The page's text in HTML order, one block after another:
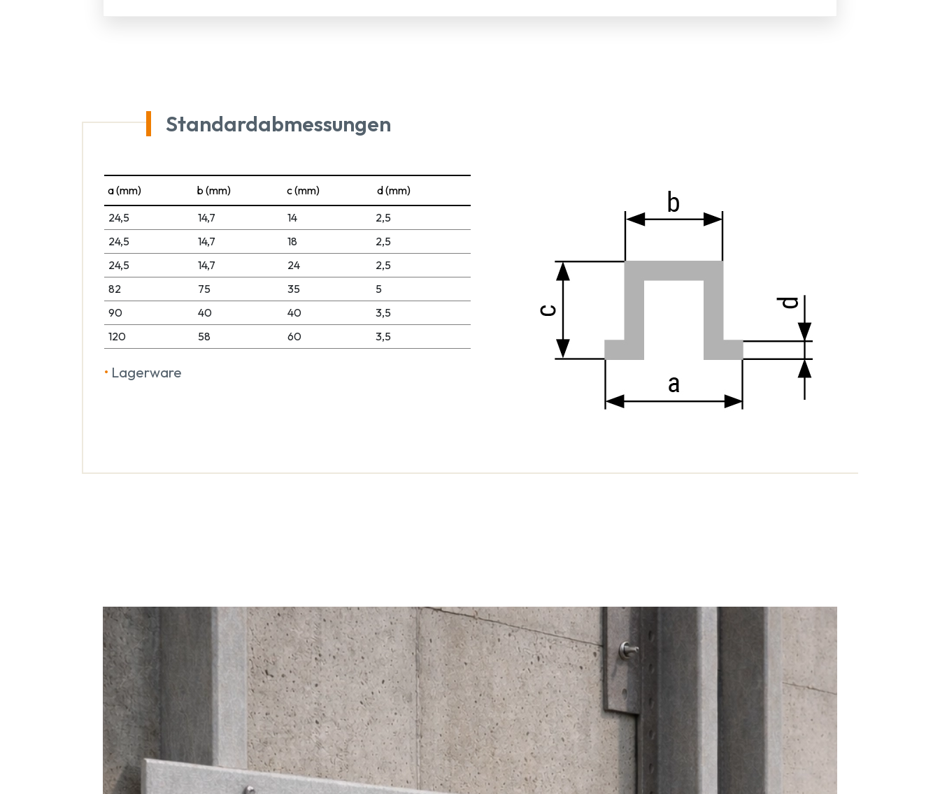
Standardabmessungen
a (mm) b (mm) c (mm)
d (mm)
24,5
14,7 14
2,5
24,5
14,7 18
2,5
24,5
14,7 24
2,5
82
75 35
5
90
40 40
3,5
120
58 60 3,5
• Lagerware